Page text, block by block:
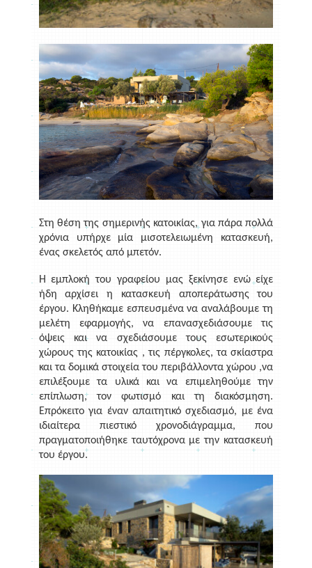
Στη θέση της σημερινής κατοικίας, για πάρα πολλά
χρόνια υπήρχε μία μισοτελειωμένη κατασκευή,
ένας σκελετός από μπετόν.
Η εμπλοκή του γραφείου μας ξεκίνησε ενώ είχε
ήδη αρχίσει η κατασκευή αποπεράτωσης του
έργου. Κληθήκαμε εσπευσμένα να αναλάβουμε τη
μελέτη εφαρμογής, να επανασχεδιάσουμε τις
όψεις και να σχεδιάσουμε τους εσωτερικούς
χώρους της κατοικίας , τις πέργκολες, τα σκίαστρα
και τα δομικά στοιχεία του περιβάλλοντα χώρου ,να
επιλέξουμε τα υλικά και να επιμεληθούμε την
επίπλωση, τον φωτισμό και τη διακόσμηση.
Επρόκειτο για έναν απαιτητικό σχεδιασμό, με ένα
ιδιαίτερα πιεστικό χρονοδιάγραμμα, που
πραγματοποιήθηκε ταυτόχρονα με την κατασκευή
του έργου.